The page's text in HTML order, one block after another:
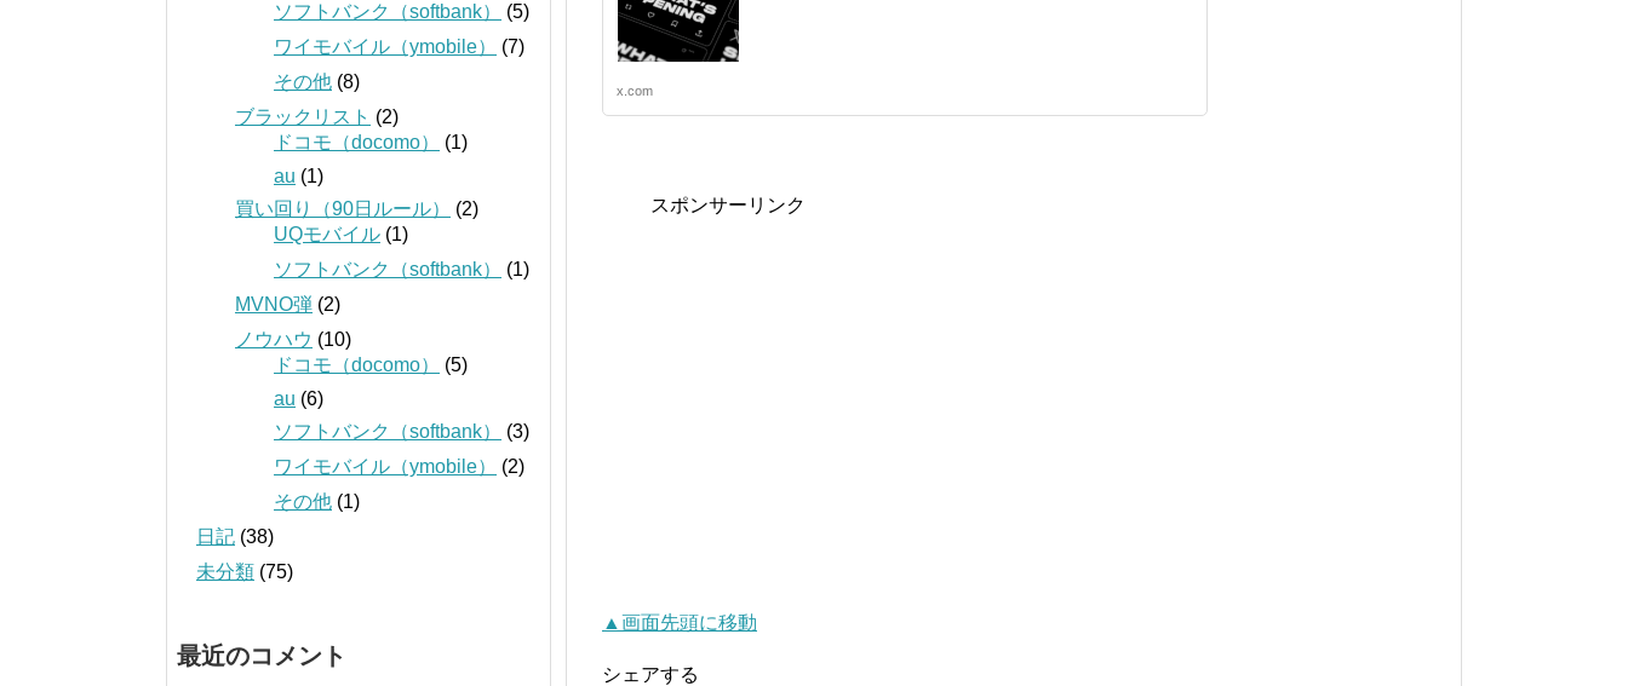
x.com
スポンサーリンク
▲画面先頭に移動
シェアする
ソフトバンク（softbank）
(5)
ワイモバイル（ymobile）
(7)
その他 (8)
ブラックリスト (2)
ドコモ（docomo）
(1)
au (1)
買い回り（90日ルール）
(2)
UQモバイル (1)
ソフトバンク（softbank）
(1)
MVNO弾 (2)
ノウハウ (10)
ドコモ（docomo）
(5)
au (6)
ソフトバンク（softbank）
(3)
ワイモバイル（ymobile）
(2)
その他 (1)
日記 (38)
未分類 (75)
最近のコメント